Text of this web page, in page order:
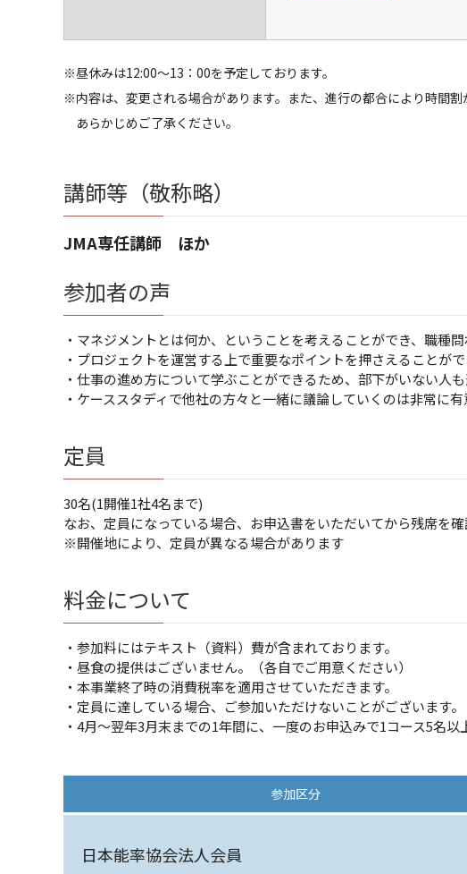
※昼休みは12:00～13：00を予定しております。
※内容は、変更される場合があります。また、進行の都合により時間割
あらかじめご了承ください。
講師等（敬称略）
JMA専任講師 ほか
参加者の声
・マネジメントとは何か、ということを考えることができ、職種
・プロジェクトを運営する上で重要なポイントを押さえることが
・仕事の進め方について学ぶことができるため、部下がいない人
・ケーススタディで他社の方々と一緒に議論していくのは非常に有
定員
30名(1開催1社4名まで)
なお、定員になっている場合、お申込書をいただいてから残席を
※開催地により、定員が異なる場合があります
料金について
・参加料にはテキスト（資料）費が含まれております。
・昼食の提供はございません。（各自でご用意ください）
・本事業終了時の消費税率を適用させていただきます。
・定員に達している場合、ご参加いただけないことがございます。
・4月～翌年3月末までの1年間に、一度のお申込みで1コース5名
参加区分
日本能率協会法人会員